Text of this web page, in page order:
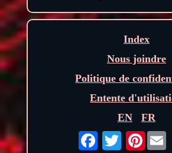
Index
Nous joindre
Politique de
Entente
EN
FR